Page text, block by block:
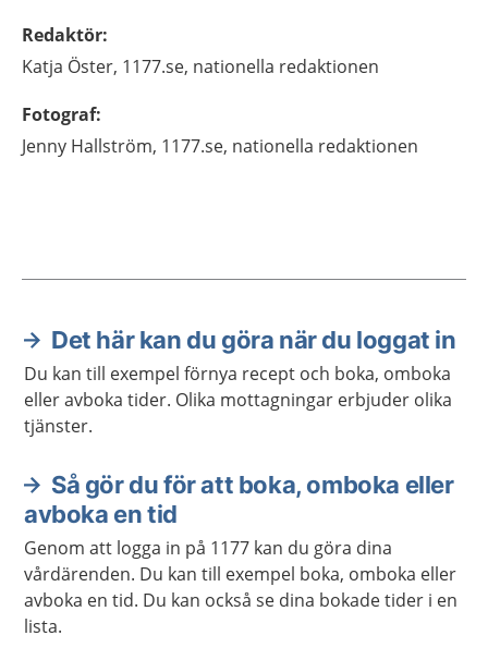
Redaktör:
Katja Öster, 1177.se, nationella redaktionen
Fotograf:
Jenny Hallström, 1177.se, nationella redaktionen
Aktuella artiklar
Det här kan du göra när du loggat in
Du kan till exempel förnya recept och boka, omboka
eller avboka tider. Olika mottagningar erbjuder olika
tjänster.
Så gör du för att boka, omboka eller
avboka en tid
Genom att logga in på 1177 kan du göra dina
vårdärenden. Du kan till exempel boka, omboka eller
avboka en tid. Du kan också se dina bokade tider i en
lista.